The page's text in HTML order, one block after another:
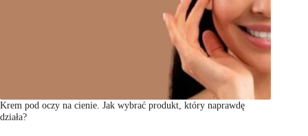
Krem pod oczy na cienie. Jak wybrać produkt, który naprawdę
działa?